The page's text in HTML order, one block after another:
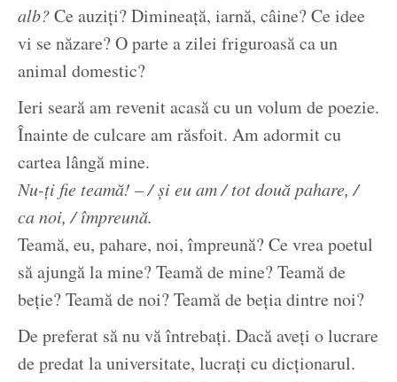
alb?Ce auziți? Dimineață, iarnă, câine? Ce idee
vi se năzare? O parte a zilei friguroasă ca un
animal domestic?
Ieri seară am revenit acasă cu un volum de poezie.
Înainte de culcare am răsfoit. Am adormit cu
cartea lângă mine.
Nu-ți fie teamă! – / și eu am / tot două pahare, /
ca noi, / împreună.
Teamă, eu, pahare, noi, împreună? Ce vrea poetul
să ajungă la mine? Teamă de mine? Teamă de
beție? Teamă de noi? Teamă de beția dintre noi?
De preferat să nu vă întrebați. Dacă aveți o lucrare
de predat la universitate, lucrați cu dicționarul.